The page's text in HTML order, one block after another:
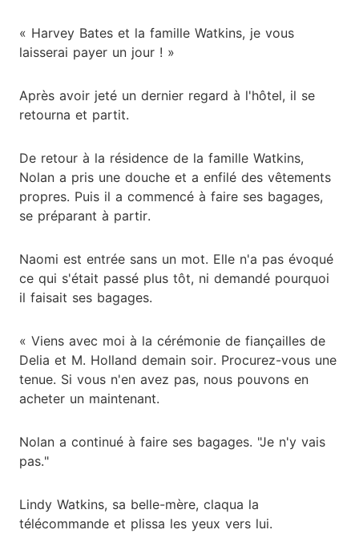
« Harvey Bates et la famille Watkins, je vous
laisserai payer un jour ! »
Après avoir jeté un dernier regard à l'hôtel, il se
retourna et partit.
De retour à la résidence de la famille Watkins,
Nolan a pris une douche et a enfilé des vêtements
propres. Puis il a commencé à faire ses bagages,
se préparant à partir.
Naomi est entrée sans un mot. Elle n'a pas évoqué
ce qui s'était passé plus tôt, ni demandé pourquoi
il faisait ses bagages.
« Viens avec moi à la cérémonie de fiançailles de
Delia et M. Holland demain soir. Procurez-vous une
tenue. Si vous n'en avez pas, nous pouvons en
acheter un maintenant.
Nolan a continué à faire ses bagages. "Je n'y vais
pas."
Lindy Watkins, sa belle-mère, claqua la
télécommande et plissa les yeux vers lui.